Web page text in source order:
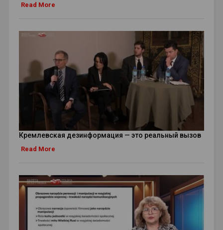
Read More
Кремлевская дезинформация — это реальный вызов
Read More